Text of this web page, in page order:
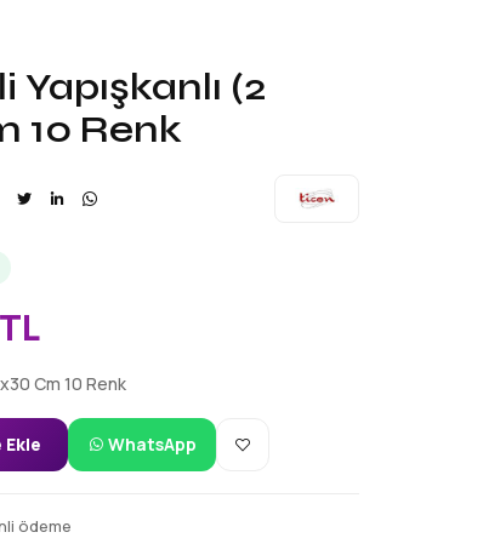
(2
10 Renk
Cm 10 Renk
WhatsApp
ödeme